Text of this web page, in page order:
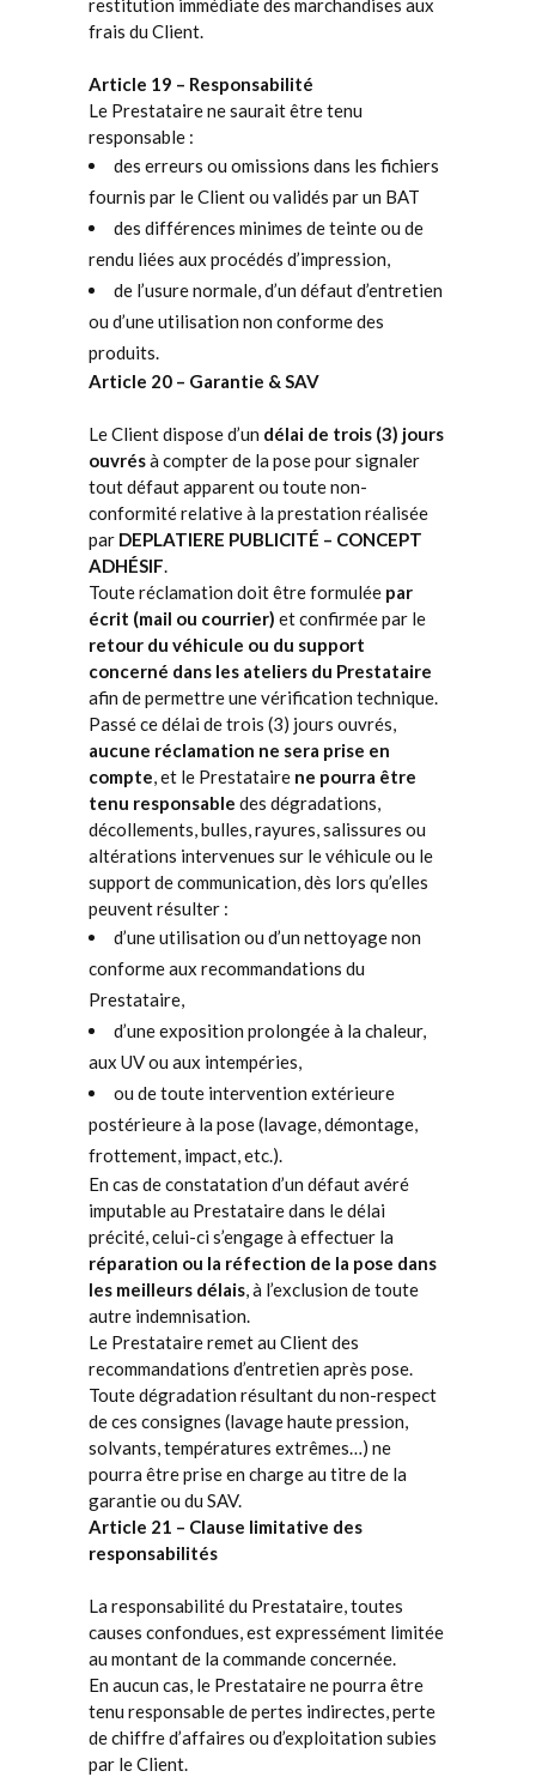
restitution immédiate des marchandises aux
frais du Client.
Article 19 – Responsabilité
Le Prestataire ne saurait être tenu
responsable :
des erreurs ou omissions dans les fichiers
fournis par le Client ou validés par un BAT
des différences minimes de teinte ou de
rendu liées aux procédés d’impression,
de l’usure normale, d’un défaut d’entretien
ou d’une utilisation non conforme des
produits.
Article 20 – Garantie & SAV
Le Client dispose d’un délai de trois (3) jours
ouvrésà compter de la pose pour signaler
tout défaut apparent ou toute non-
conformité relative à la prestation réalisée
par DEPLATIERE PUBLICITÉ – CONCEPT
ADHÉSIF.
Toute réclamation doit être formulée par
écrit (mail ou courrier) et confirmée par le
retour du véhicule ou du support
concerné dans les ateliers du Prestataire
afin de permettre une vérification technique.
Passé ce délai de trois (3) jours ouvrés,
aucune réclamation ne sera prise en
compte, et le Prestataire ne pourra être
tenu responsable des dégradations,
décollements, bulles, rayures, salissures ou
altérations intervenues sur le véhicule ou le
support de communication, dès lors qu’elles
peuvent résulter :
d’une utilisation ou d’un nettoyage non
conforme aux recommandations du
Prestataire,
d’une exposition prolongée à la chaleur,
aux UV ou aux intempéries,
ou de toute intervention extérieure
postérieure à la pose (lavage, démontage,
frottement, impact, etc.).
En cas de constatation d’un défaut avéré
imputable au Prestataire dans le délai
précité, celui-ci s’engage à effectuer la
réparation ou la réfection de la pose dans
les meilleurs délais, à l’exclusion de toute
autre indemnisation.
Le Prestataire remet au Client des
recommandations d’entretien après pose.
Toute dégradation résultant du non-respect
de ces consignes (lavage haute pression,
solvants, températures extrêmes…) ne
pourra être prise en charge au titre de la
garantie ou du SAV.
Article 21 – Clause limitative des
responsabilités
La responsabilité du Prestataire, toutes
causes confondues, est expressément limitée
au montant de la commande concernée.
En aucun cas, le Prestataire ne pourra être
tenu responsable de pertes indirectes, perte
de chiffre d’affaires ou d’exploitation subies
par le Client.